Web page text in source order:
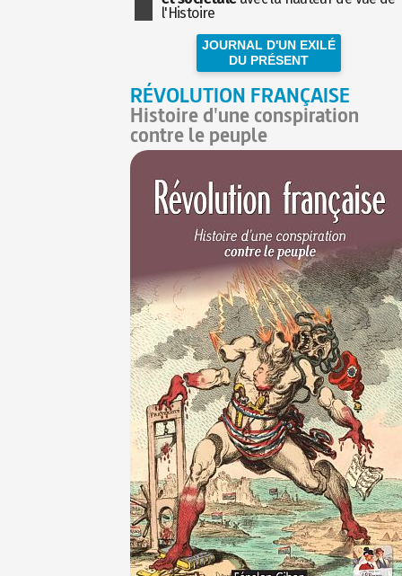
l'Histoire
JOURNAL D'UN EXILÉ
DU PRÉSENT
RÉVOLUTION FRANÇAISE
Histoire d'une conspiration
contre le peuple